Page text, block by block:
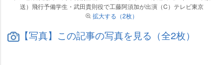
送）飛行予備学生・武田貴則役で工藤阿須加が出演（C）テレビ東京
拡大する（2枚）
【写真】この記事の写真を見る（全2枚）